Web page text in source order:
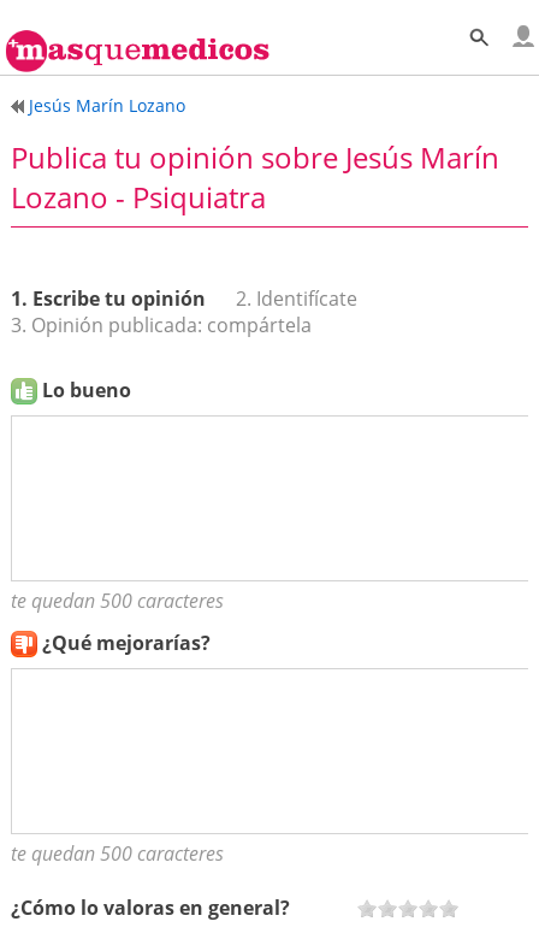
Jesús Marín Lozano
Publica tu opinión sobre Jesús Marín
Lozano - Psiquiatra
1. Escribe tu opinión
2. Identifícate
3. Opinión publicada: compártela
Lo bueno
te quedan 500 caracteres
¿Qué mejorarías?
te quedan 500 caracteres
¿Cómo lo valoras en general?